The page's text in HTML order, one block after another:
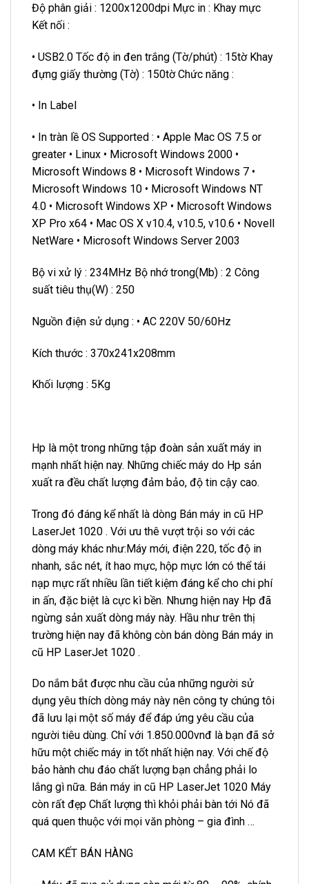
Độ phân giải : 1200x1200dpi Mực in : Khay mực
Kết nối :
• USB2.0 Tốc độ in đen trắng (Tờ/phút) : 15tờ Khay
đựng giấy thường (Tờ) : 150tờ Chức năng :
• In Label
• In tràn lề OS Supported : • Apple Mac OS 7.5 or
greater • Linux • Microsoft Windows 2000 •
Microsoft Windows 8 • Microsoft Windows 7 •
Microsoft Windows 10 • Microsoft Windows NT
4.0 • Microsoft Windows XP • Microsoft Windows
XP Pro x64 • Mac OS X v10.4, v10.5, v10.6 • Novell
NetWare • Microsoft Windows Server 2003
Bộ vi xử lý : 234MHz Bộ nhớ trong(Mb) : 2 Công
suất tiêu thụ(W) : 250
Nguồn điện sử dụng : • AC 220V 50/60Hz
Kích thước : 370x241x208mm
Khối lượng : 5Kg
Hp là một trong những tập đoàn sản xuất máy in
mạnh nhất hiện nay. Những chiếc máy do Hp sản
xuất ra đều chất lượng đảm bảo, độ tin cậy cao.
Trong đó đáng kể nhất là dòng Bán máy in cũ HP
LaserJet 1020 . Với ưu thê vượt trội so với các
dòng máy khác như:Máy mới, điện 220, tốc độ in
nhanh, sắc nét, ít hao mực, hộp mực lớn có thể tái
nạp mực rất nhiều lần tiết kiệm đáng kể cho chi phí
in ấn, đặc biệt là cực kì bền. Nhưng hiện nay Hp đã
ngừng sản xuất dòng máy này. Hầu như trên thị
trường hiện nay đã không còn bán dòng Bán máy in
cũ HP LaserJet 1020 .
Do nắm bắt được nhu cầu của những người sử
dụng yêu thích dòng máy này nên công ty chúng tôi
đã lưu lại một số máy để đáp ứng yêu cầu của
người tiêu dùng. Chỉ với 1.850.000vnđ là bạn đã sở
hữu một chiếc máy in tốt nhất hiện nay. Với chế độ
bảo hành chu đáo chất lượng bạn chẳng phải lo
lắng gì nữa. Bán máy in cũ HP LaserJet 1020 Máy
còn rất đẹp Chất lượng thì khỏi phải bàn tới Nó đã
quá quen thuộc với mọi văn phòng – gia đình …
CAM KẾT BÁN HÀNG